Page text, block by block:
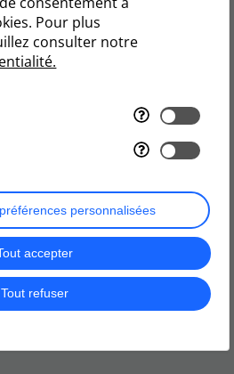
Pour plus
consulter notre
personnalisées
accepter
Tout refuser